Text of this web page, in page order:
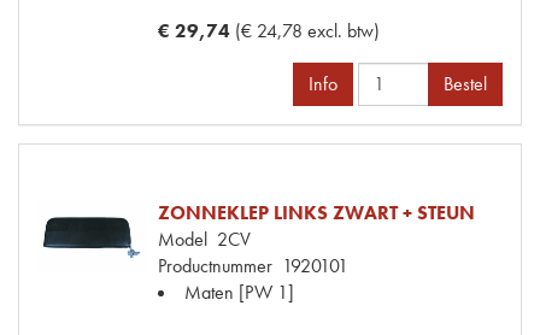
€ 29,74 (€ 24,78 excl. btw)
Info Bestel
ZONNEKLEP LINKS ZWART + STEUN
Model 2CV
Productnummer 1920101
Maten [PW 1]